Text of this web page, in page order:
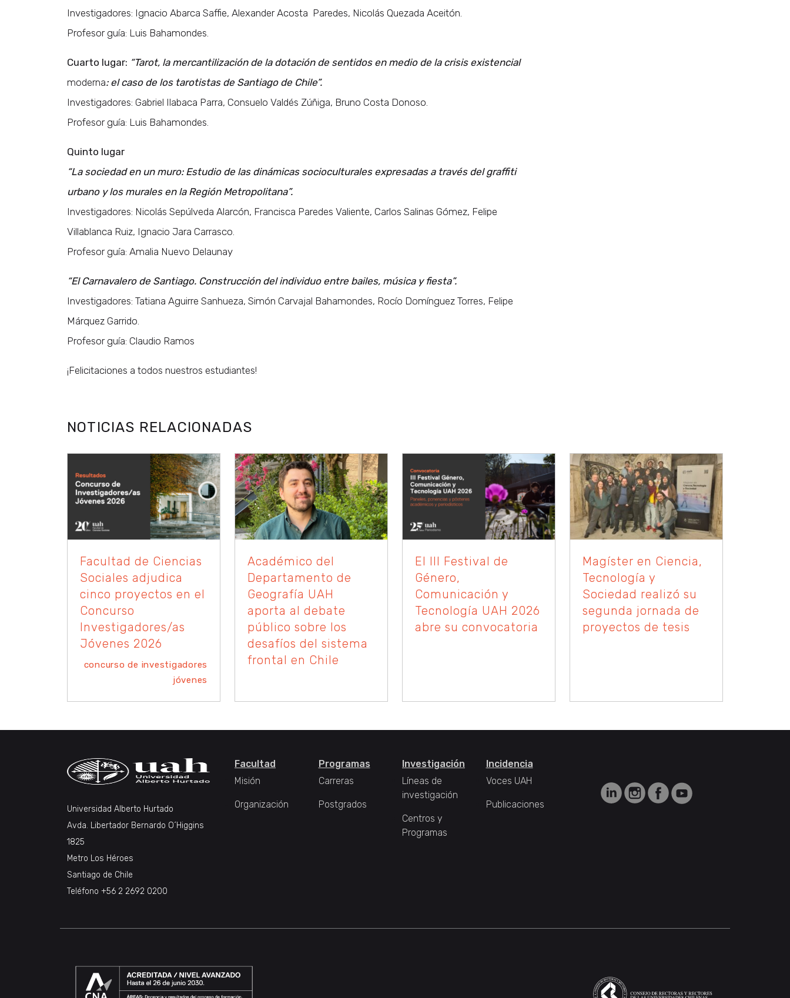
Investigadores: Ignacio Abarca Saffie, Alexander Acosta Paredes, Nicolás Quezada Aceitón.
Profesor guía: Luis Bahamondes.
Cuarto lugar: “Tarot, la mercantilización de la dotación de sentidos en medio de la crisis existencial
moderna: el caso de los tarotistas de Santiago de Chile”.
Investigadores: Gabriel Ilabaca Parra, Consuelo Valdés Zúñiga, Bruno Costa Donoso.
Profesor guía: Luis Bahamondes.
Quinto lugar
“La sociedad en un muro: Estudio de las dinámicas socioculturales expresadas a través del graffiti
urbano y los murales en la Región Metropolitana”.
Investigadores: Nicolás Sepúlveda Alarcón, Francisca Paredes Valiente, Carlos Salinas Gómez, Felipe
Villablanca Ruiz, Ignacio Jara Carrasco.
Profesor guía: Amalia Nuevo Delaunay
“El Carnavalero de Santiago. Construcción del individuo entre bailes, música y fiesta”.
Investigadores: Tatiana Aguirre Sanhueza, Simón Carvajal Bahamondes, Rocío Domínguez Torres, Felipe
Márquez Garrido.
Profesor guía: Claudio Ramos
¡Felicitaciones a todos nuestros estudiantes!
NOTICIAS RELACIONADAS
Facultad de Ciencias
Sociales adjudica
cinco proyectos en el
Concurso
Investigadores/as
Jóvenes 2026
concurso de investigadores
jóvenes
Académico del
Departamento de
Geografía UAH
aporta al debate
público sobre los
desafíos del sistema
frontal en Chile
El III Festival de
Género,
Comunicación y
Tecnología UAH 2026
abre su convocatoria
Magíster en Ciencia,
Tecnología y
Sociedad realizó su
segunda jornada de
proyectos de tesis
Universidad Alberto Hurtado
Avda. Libertador Bernardo O´Higgins
1825
Metro Los Héroes
Santiago de Chile
Teléfono +56 2 2692 0200
Facultad
Misión
Organización
Programas
Carreras
Postgrados
Investigación
Líneas de
investigación
Centros y
Programas
Incidencia
Voces UAH
Publicaciones